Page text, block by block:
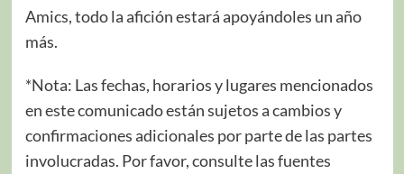
Amics, todo la afición estará apoyándoles un año
más.
*Nota: Las fechas, horarios y lugares mencionados
en este comunicado están sujetos a cambios y
confirmaciones adicionales por parte de las partes
involucradas. Por favor, consulte las fuentes